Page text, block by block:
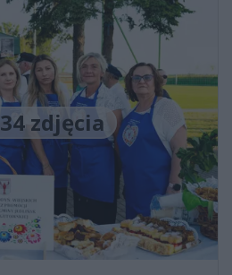
Liczba zdjęć
34 zdjęcia